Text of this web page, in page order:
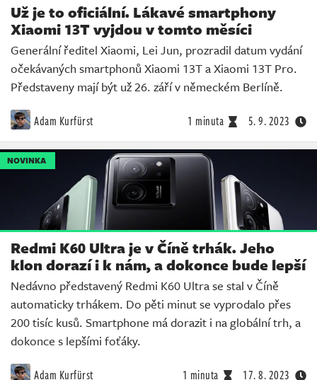
Už je to oficiální. Lákavé smartphony
Xiaomi 13T vyjdou v tomto měsíci
Generální ředitel Xiaomi, Lei Jun, prozradil datum vydání
očekávaných smartphonů Xiaomi 13T a Xiaomi 13T Pro.
Představeny mají být už 26. září v německém Berlíně.
Adam Kurfürst 1 minuta 5. 9. 2023
NOVINKA
Redmi K60 Ultra je v Číně trhák. Jeho
klon dorazí i k nám, a dokonce bude lepší
Nedávno představený Redmi K60 Ultra se stal v Číně
automaticky trhákem. Do pěti minut se vyprodalo přes
200 tisíc kusů. Smartphone má dorazit i na globální trh, a
dokonce s lepšími foťáky.
Adam Kurfürst 1 minuta 17. 8. 2023